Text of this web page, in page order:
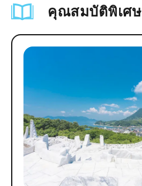
คุณสมบัติพิเศษ